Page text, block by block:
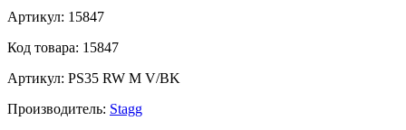
Артикул: 15847
Код товара: 15847
Артикул: PS35 RW M V/BK
Производитель: Stagg